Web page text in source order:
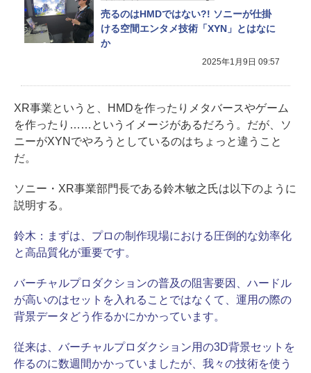
売るのはHMDではない?! ソニーが仕掛
ける空間エンタメ技術「XYN」とはなに
か
2025年1月9日 09:57
XR事業というと、HMDを作ったりメタバースやゲーム
を作ったり……というイメージがあるだろう。だが、ソ
ニーがXYNでやろうとしているのはちょっと違うこと
だ。
ソニー・XR事業部門長である鈴木敏之氏は以下のように
説明する。
鈴木： まずは、プロの制作現場における圧倒的な効率化
と高品質化が重要です。
バーチャルプロダクションの普及の阻害要因、ハードル
が高いのはセットを入れることではなくて、運用の際の
背景データどう作るかにかかっています。
従来は、バーチャルプロダクション用の3D背景セットを
作るのに数週間かかっていましたが、我々の技術を使う